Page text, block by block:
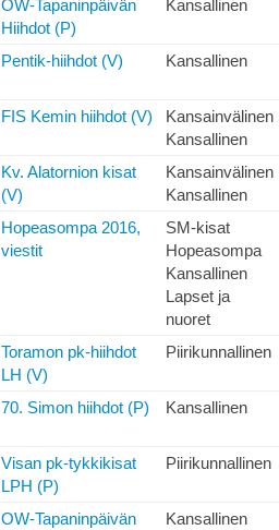
OW-Tapaninpäivän
Hiihdot (P)
Kansallinen
Pentik-hiihdot (V) Kansallinen
FIS Kemin hiihdot (V)
Kansainvälinen
Kansallinen
Kv. Alatornion kisat
(V)
Kansainvälinen
Kansallinen
Hopeasompa 2016,
viestit
SM-kisat
Hopeasompa
Kansallinen
Lapset ja
nuoret
Toramon pk-hiihdot
LH (V)
Piirikunnallinen
70. Simon hiihdot (P) Kansallinen
Visan pk-tykkikisat
LPH (P)
Piirikunnallinen
OW-Tapaninpäivän
Kansallinen